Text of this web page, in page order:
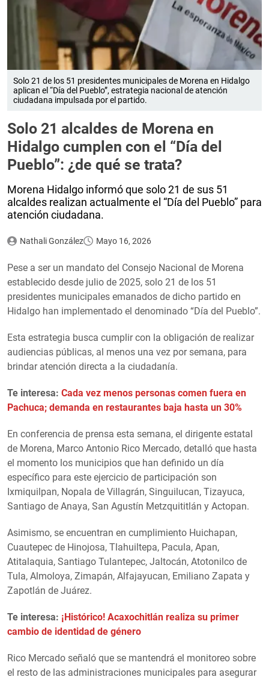
Solo 21 de los 51 presidentes municipales de Morena en Hidalgo
aplican el “Día del Pueblo”, estrategia nacional de atención
ciudadana impulsada por el partido.
Solo 21 alcaldes de Morena en
Hidalgo cumplen con el “Día del
Pueblo”: ¿de qué se trata?
Morena Hidalgo informó que solo 21 de sus 51
alcaldes realizan actualmente el “Día del Pueblo” para
atención ciudadana.
Nathali González Mayo 16, 2026
Pese a ser un mandato del Consejo Nacional de Morena
establecido desde julio de 2025, solo 21 de los 51
presidentes municipales emanados de dicho partido en
Hidalgo han implementado el denominado “Día del Pueblo”.
Esta estrategia busca cumplir con la obligación de realizar
audiencias públicas, al menos una vez por semana, para
brindar atención directa a la ciudadanía.
Te interesa: Cada vez menos personas comen fuera en
Pachuca; demanda en restaurantes baja hasta un 30%
En conferencia de prensa esta semana, el dirigente estatal
de Morena, Marco Antonio Rico Mercado, detalló que hasta
el momento los municipios que han definido un día
específico para este ejercicio de participación son
Ixmiquilpan, Nopala de Villagrán, Singuilucan, Tizayuca,
Santiago de Anaya, San Agustín Metzquititlán y Actopan.
Asimismo, se encuentran en cumplimiento Huichapan,
Cuautepec de Hinojosa, Tlahuiltepa, Pacula, Apan,
Atitalaquia, Santiago Tulantepec, Jaltocán, Atotonilco de
Tula, Almoloya, Zimapán, Alfajayucan, Emiliano Zapata y
Zapotlán de Juárez.
Te interesa: ¡Histórico! Acaxochitlán realiza su primer
cambio de identidad de género
Rico Mercado señaló que se mantendrá el monitoreo sobre
el resto de las administraciones municipales para asegurar